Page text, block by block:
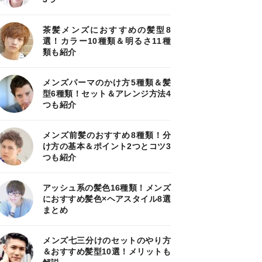
茶髪メンズにおすすめの髪型8
選！カラー10種類＆明るさ11種
類も紹介
メンズパーマのかけ方5種類＆髪
型6種類！セット＆アレンジ方法4
つも紹介
メンズ前髪のおすすめ8種類！分
け方の基本＆ポイント2つとコツ3
つも紹介
アッシュ系の髪色16種類！メンズ
におすすめ髪色×ヘアスタイル8選
まとめ
メンズ七三分けのセットのやり方
＆おすすめ髪型10選！メリットも